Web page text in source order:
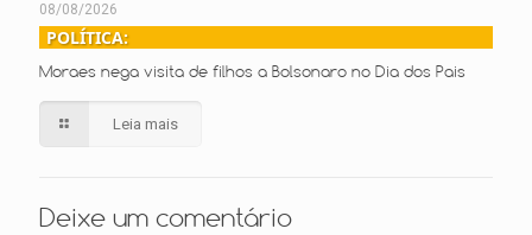
08/08/2026
POLÍTICA:
Moraes nega visita de filhos a Bolsonaro no Dia dos Pais
Leia mais
Deixe um comentário